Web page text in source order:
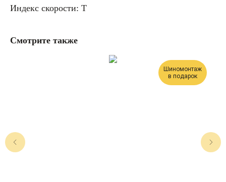
Индекс скорости: T
Смотрите также
Шиномонтаж
в подарок